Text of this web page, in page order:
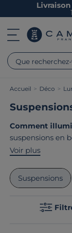
Livraison
Que
Accueil > Déco >
Comment
suspensions en
luminaires
entrée ou un
chaleureuse
Le point
Voir plus
Suspensions